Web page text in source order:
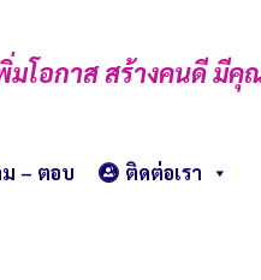
มโอกาส สร้างคนดี มี
– ตอบ ติดต่อเรา